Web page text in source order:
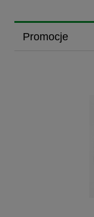
Promocje